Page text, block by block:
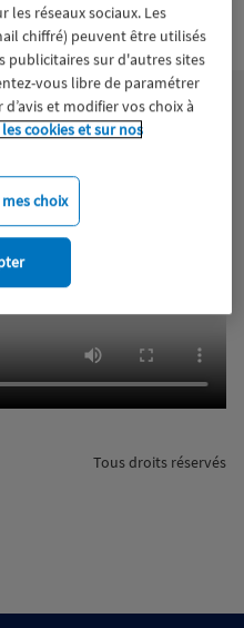
Tous droits réservés
réseaux sociaux. Les
chiffré) peuvent être utilisés
publicitaires sur d'autres sites
vous libre de paramétrer
et modifier vos choix à
cookies et sur nos
choix